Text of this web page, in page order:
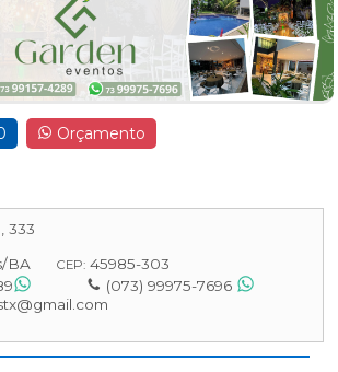
Orçamento
333
/BA CEP: 45985-303
(073) 99975-7696